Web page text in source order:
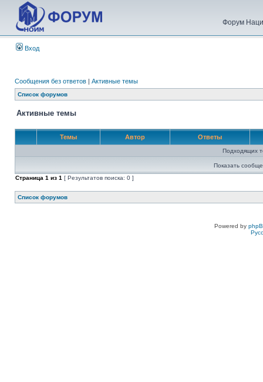
Форум
Вход
Сообщения без ответов | Активные темы
Список форумов
Активные темы
Темы Автор Ответы
Подходящих
Показать
Страница 1 из 1 [ Результатов поиска: 0 ]
Список форумов
Powered by